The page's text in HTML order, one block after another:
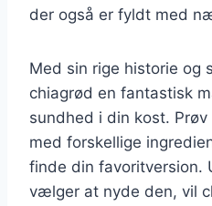
der også er fyldt med
Med sin rige historie og
chiagrød en fantastisk
sundhed i din kost.
med forskellige
finde din favoritversion.
vælger at nyde den, vil